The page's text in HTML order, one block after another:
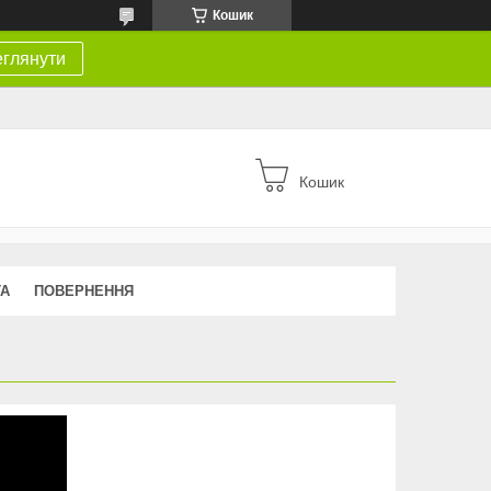
Кошик
Кошик
ПОВЕРНЕННЯ